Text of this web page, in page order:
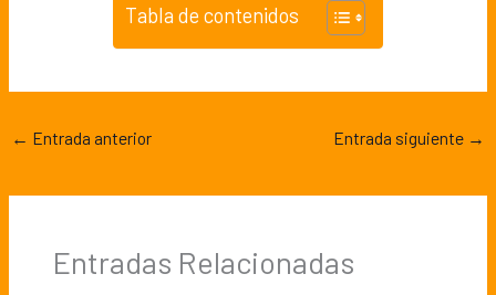
Tabla de contenidos
← Entrada anterior Entrada siguiente →
Entradas Relacionadas